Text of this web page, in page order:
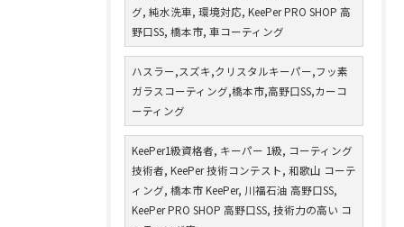
グ, 純水洗車, 環境対応, KeePer PRO SHOP 高
野口SS, 橋本市, 車コーティング
ハスラー,スズキ,クリスタルキーパー,フッ素
ガラスコーティング,橋本市,高野口SS,カーコ
ーティング
KeePer1級資格者, キーパー 1級, コーティング
技術者, KeePer 技術コンテスト, 和歌山 コーテ
ィング, 橋本市 KeePer, 川福石油 高野口SS,
KeePer PRO SHOP 高野口SS, 技術力の高い コ